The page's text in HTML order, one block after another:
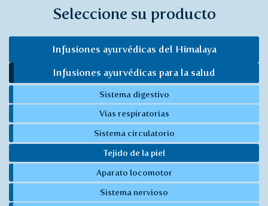
Seleccione su producto
Infusiones ayurvédicas del Himalaya
Infusiones ayurvédicas para la salud
Sistema digestivo
Vías respiratorias
Sistema circulatorio
Tejido de la piel
Aparato locomotor
Sistema nervioso